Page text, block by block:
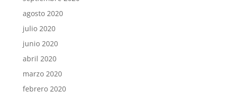
agosto 2020
julio 2020
junio 2020
abril 2020
marzo 2020
febrero 2020